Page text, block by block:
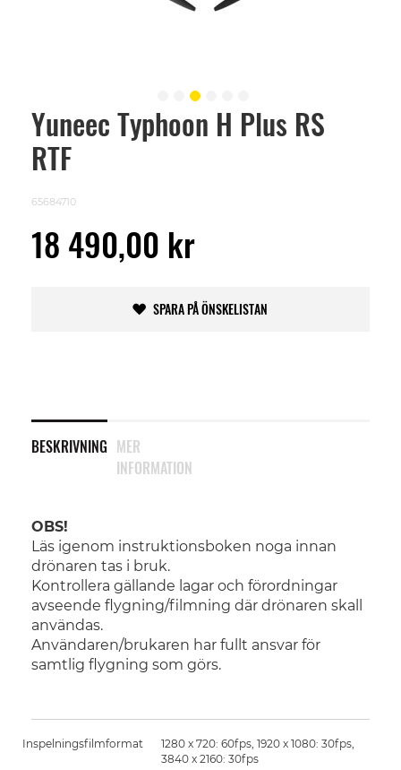
Yuneec Typhoon H Plus RS
RTF
65684710
18 490,00 kr
SPARA PÅ ÖNSKELISTAN
BESKRIVNING
OBS!
Läs igenom instruktionsboken noga innan
drönaren tas i bruk.
Kontrollera gällande lagar och förordningar
avseende flygning/filmning där drönaren skall
användas.
Användaren/brukaren har fullt ansvar för
samtlig flygning som görs.
MER
INFORMATION
Skip
beginning
images
Inspelningsfilmformat
1280 x 720: 60fps, 1920 x 1080: 30fps,
3840 x 2160: 30fps